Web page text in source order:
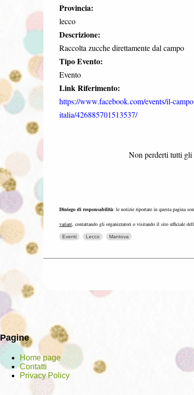
Provincia:
lecco
Descrizione:
Raccolta zucche direttamente dal campo
Tipo Evento:
Evento
Link Riferimento:
https://www.facebook.com/events/il-
italia/426885701513537/
Non perderti tutti gli
Diniego di responsabilità: le notizie riportate in questa pagina
variare, contattando gli organizzatori o visitando il sito ufficiale
Eventi Lecco Mantova
Pagine
Home page
Contatti
Privacy Policy